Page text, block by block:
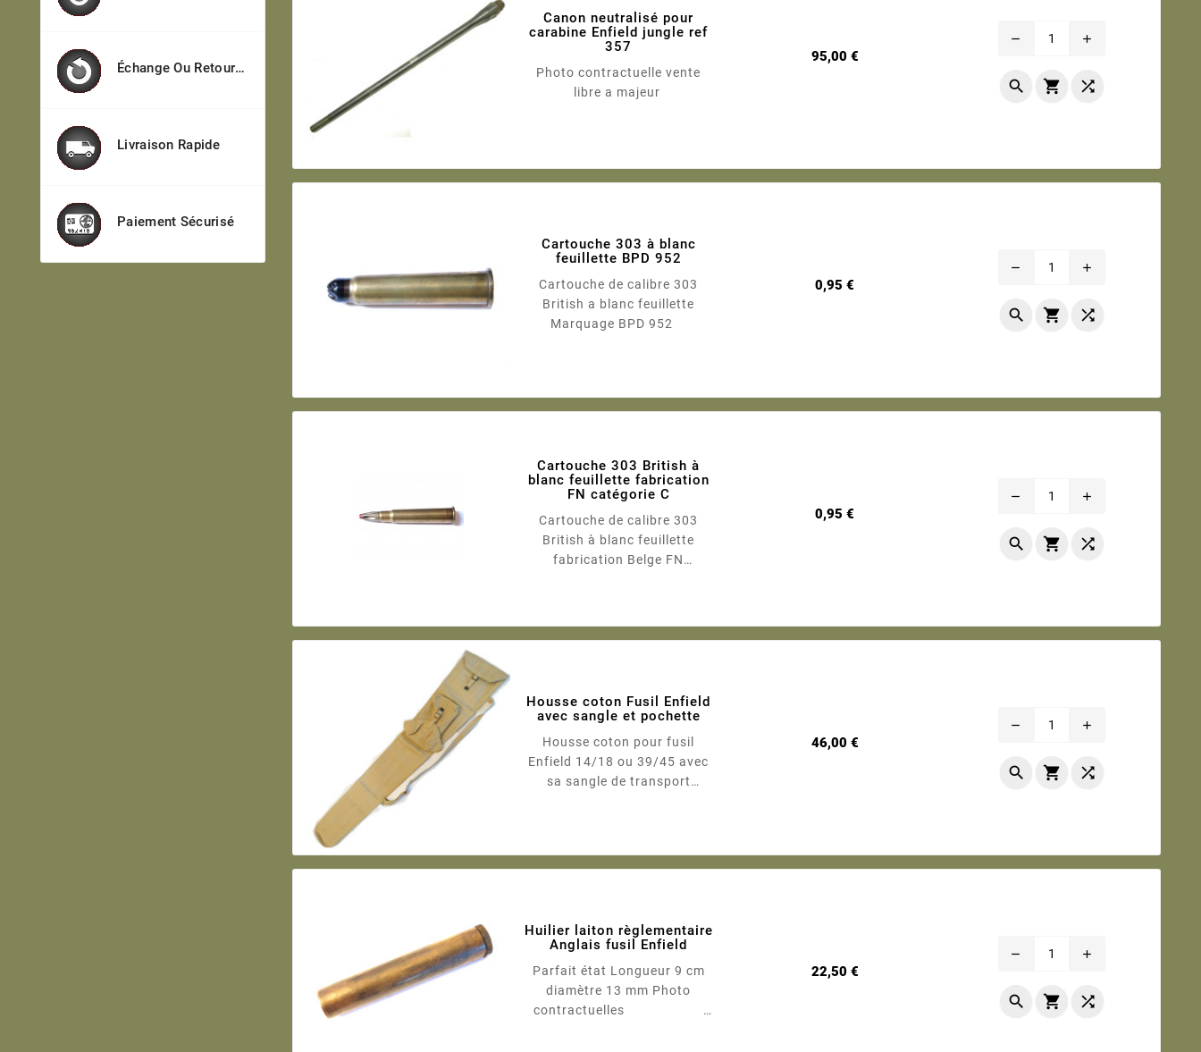
Échange Ou Retour
Livraison Rapide
Paiement Sécurisé
Canon neutralisé pour
carabine Enfield jungle ref
357
Photo contractuelle vente
libre a majeur
95,00 €Prix
remove add
  
Cartouche 303 à blanc
feuillette BPD 952
Cartouche de calibre 303
British a blanc feuillette
0,95 €
remove add
  
Cartouche 303 British à
blanc feuillette fabrication
FN catégorie C
Cartouche de calibre 303
British à blanc feuillette
fabrication Belge FN
pièce...
0,95 €
remove add
  
Housse coton Fusil Enfield
avec sangle et pochette
Housse coton pour fusil
Enfield 14/18 ou 39/45 avec
sa sangle de transport
46,00 €Prix
remove add
  
Huilier laiton règlementaire
Anglais fusil Enfield
Parfait état Longueur 9 cm
diamètre 13 mm Photo
contractuelles
22,50 €Prix
remove add
  